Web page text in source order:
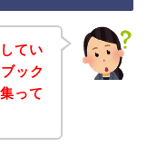
てい
ック
って